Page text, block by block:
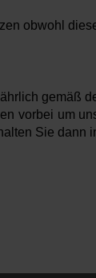
obwohl
gemäß
vorbei um
Sie dann